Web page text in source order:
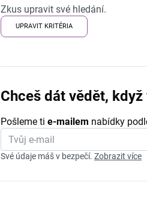
Zkus upravit své hledání.
UPRAVIT KRITÉRIA
Chceš dát vědět,
Pošleme ti e-mailem nabídky
Své údaje máš v bezpečí. Zobrazit více